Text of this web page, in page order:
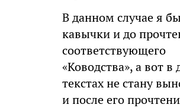
В данном случае я
кавычки и до
соответствующего
«Ководства», а вот
текстах не стану
и после его